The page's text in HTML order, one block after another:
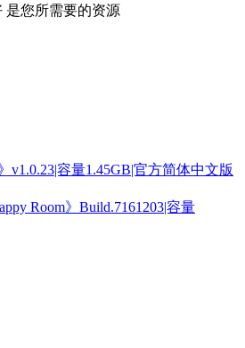
是您所需要的资源
v1.0.23|容量1.45GB|官方简体中文版
Room》Build.7161203|容量